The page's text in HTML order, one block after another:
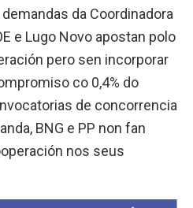
da Coordinadora
e Lugo Novo apostan polo
pero sen incorporar
co 0,4% do
de concorrencia
BNG e PP non fan
nos seus